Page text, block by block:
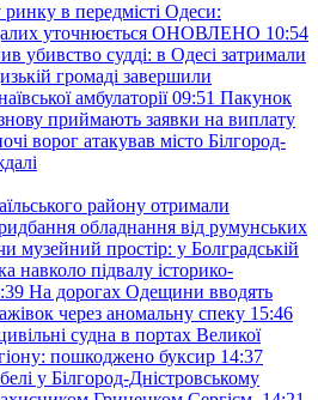
в передмісті Одеси:
уточнюється ОНОВЛЕНО 10:54
убивство судді: в Одесі затримали
громаді завершили
амбулаторії 09:51 Пакунок
приймають заявки на виплату
ворог атакував місто Білгород-
району отримали
обладнання від румунських
музейний простір: у Болградській
навколо підвалу історико-
На дорогах Одещини вводять
через аномальну спеку 15:46
судна в портах Великої
пошкоджено буксир 14:37
у Білгород-Дністровському